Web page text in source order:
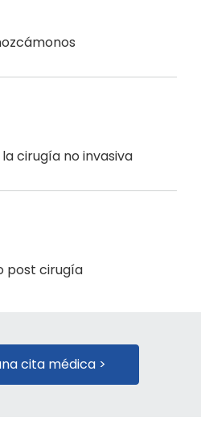
cirugía no invasiva
post cirugía
cita médica >